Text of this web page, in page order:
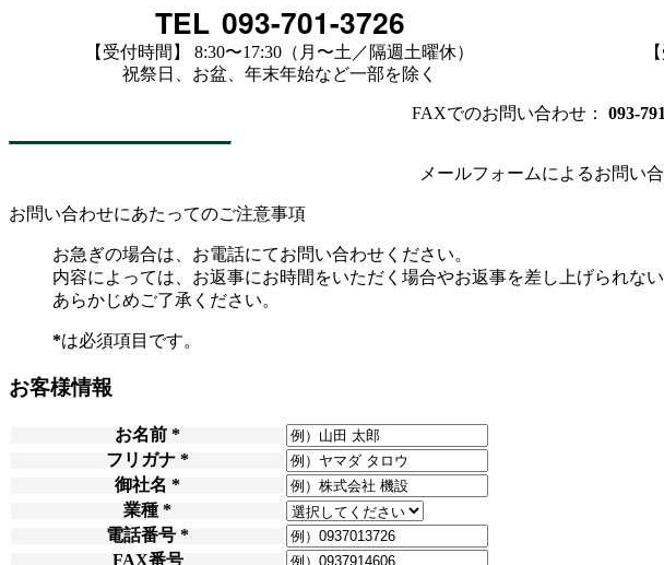
TEL 093-701-3726
【受付時間】 8:30〜17:30（月〜土／隔週土曜休）
祝祭日、お盆、年末年始など一部を除く
FAXでのお問い合わせ： 093-
メールフォームによるお問い
お問い合わせにあたってのご注意事項
お急ぎの場合は、お電話にてお問い合わせください。
内容によっては、お返事にお時間をいただく場合やお返事を差し上げられない
あらかじめご了承ください。
*は必須項目です。
お客様情報
お名前 *
フリガナ *
御社名 *
業種 *
電話番号 *
FAX番号